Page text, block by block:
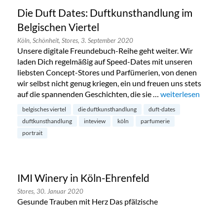
Die Duft Dates: Duftkunsthandlung im
Belgischen Viertel
Köln, Schönheit, Stores, 3. September 2020
Unsere digitale Freundebuch-Reihe geht weiter. Wir
laden Dich regelmäßig auf Speed-Dates mit unseren
liebsten Concept-Stores und Parfümerien, von denen
wir selbst nicht genug kriegen, ein und freuen uns stets
auf die spannenden Geschichten, die sie … „Die Duft Dates:
weiterlesen
belgisches viertel die duftkunsthandlung
duft-dates
duftkunsthandlung
inteview köln
parfumerie
portrait
IMI Winery in Köln-Ehrenfeld
Stores, 30. Januar 2020
Gesunde Trauben mit Herz Das pfälzische